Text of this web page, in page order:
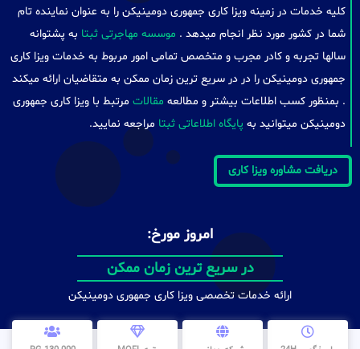
کلیه خدمات در زمینه ویزا کاری جمهوری دومینیکن را به عنوان نماینده تام
شما در کشور مورد نظر انجام میدهد . موسسه مهاجرتی ثبتا به پشتوانه
سالها تجربه و کادر مجرب و متخصص تمامی امور مربوط به خدمات ویزا کاری
جمهوری دومینیکن را در در سریع ترین زمان ممکن به متقاضیان ارائه میکند
. بمنظور کسب اطلاعات بیشتر و مطالعه مقالات مرتبط با ویزا کاری جمهوری
دومینیکن میتوانید به پایگاه اطلاعاتی ثبتا مراجعه نمایید.
دریافت مشاوره ویزا کاری
امروز مورخ:
در سریع ترین زمان ممکن
ارائه خدمات تخصصی ویزا کاری جمهوری دومینیکن